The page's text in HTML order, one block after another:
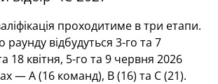
проходитиме в три етапи.
раунду відбудуться 3-го та 7
18 квітня, 5-го та 9 червня 2026
— А (16 команд), В (16) та С (21).